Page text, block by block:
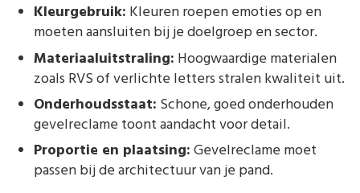
Kleurgebruik: Kleuren roepen emoties op en
moeten aansluiten bij je doelgroep en sector.
Materiaaluitstraling: Hoogwaardige materialen
zoals RVS of verlichte letters stralen kwaliteit uit.
Onderhoudsstaat: Schone, goed onderhouden
gevelreclame toont aandacht voor detail.
Proportie en plaatsing:Gevelreclame moet
passen bij de architectuur van je pand.